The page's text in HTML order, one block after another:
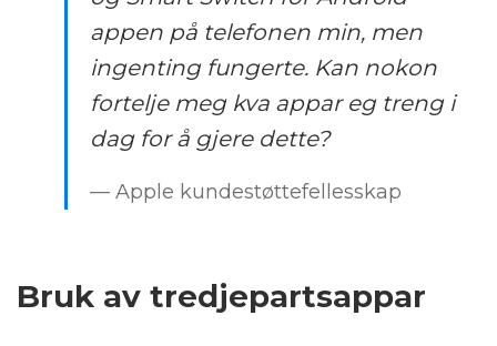
appen på telefonen min, men
ingenting fungerte. Kan nokon
fortelje meg kva appar eg treng i
dag for å gjere dette?
— Apple kundestøttefellesskap
Bruk av tredjepartsappar